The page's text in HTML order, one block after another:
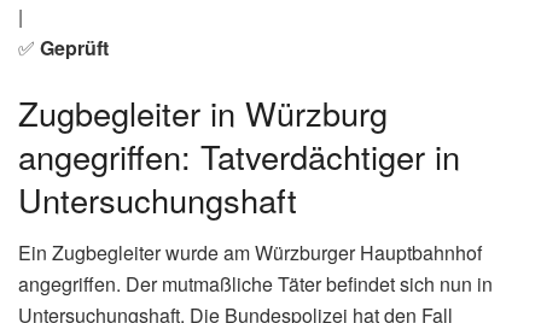
|
✅ Geprüft
Zugbegleiter in Würzburg
angegriffen: Tatverdächtiger in
Untersuchungshaft
Ein Zugbegleiter wurde am Würzburger Hauptbahnhof
angegriffen. Der mutmaßliche Täter befindet sich nun in
Untersuchungshaft. Die Bundespolizei hat den Fall